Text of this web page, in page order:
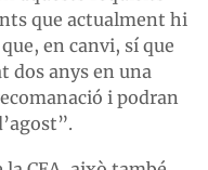
que actualment hi
en canvi, sí que
dos anys en una
i podran